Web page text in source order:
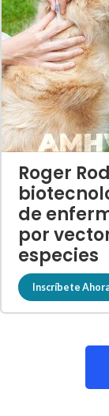
Roger
de
por
especies
Inscríbete